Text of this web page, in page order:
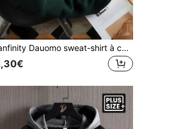
Manfinity Dauomo sweat-shirt à capuche ample et décontracté avec imprimé lettrage pour hommes en grande taille, automne